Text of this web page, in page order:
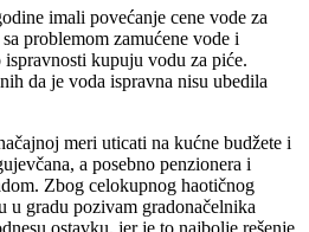
imali povećanje cene vode za
problemom zamućene vode i
kupuju vodu za piće.
da je voda ispravna nisu ubedila
meri uticati na kućne budžete i
a posebno penzionera i
Zbog celokupnog haotičnog
u gradu pozivam gradonačelnika
ostavku, jer je to najbolje rešenje